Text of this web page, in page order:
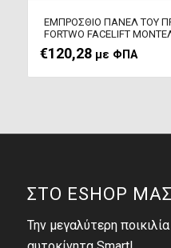
ΕΜΠΡΟΣΘΙΟ ΠΑΝΕΛ ΤΟΥ
FORTWO FACELIFT
€120,28 με ΦΠΑ
ΣΤΟ ESHOP
Την μεγαλύτερη